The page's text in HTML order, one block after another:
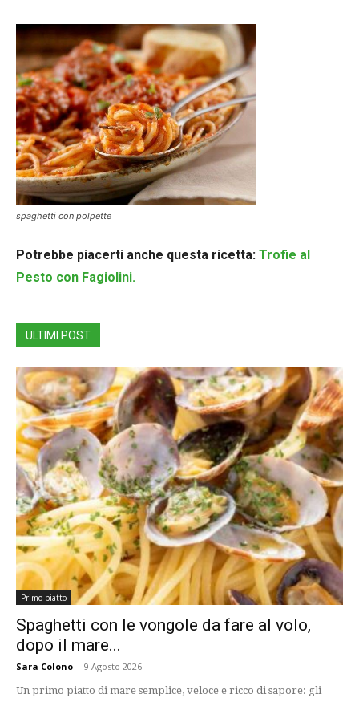
spaghetti con polpette
Potrebbe piacerti anche questa ricetta: Trofie al
Pesto con Fagiolini.
ULTIMI POST
Primo piatto
Spaghetti con le vongole da fare al volo,
dopo il mare...
Sara Colono - 9 Agosto 2026
Un primo piatto di mare semplice, veloce e ricco di sapore: gli